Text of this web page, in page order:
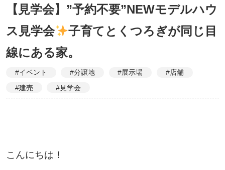
【見学会】”予約不要”NEWモデルハウ
ス見学会
子育てとくつろぎが同じ目
線にある家。
#イベント #分譲地 #展示場
#店舗
#建売
#見学会
こんにちは！